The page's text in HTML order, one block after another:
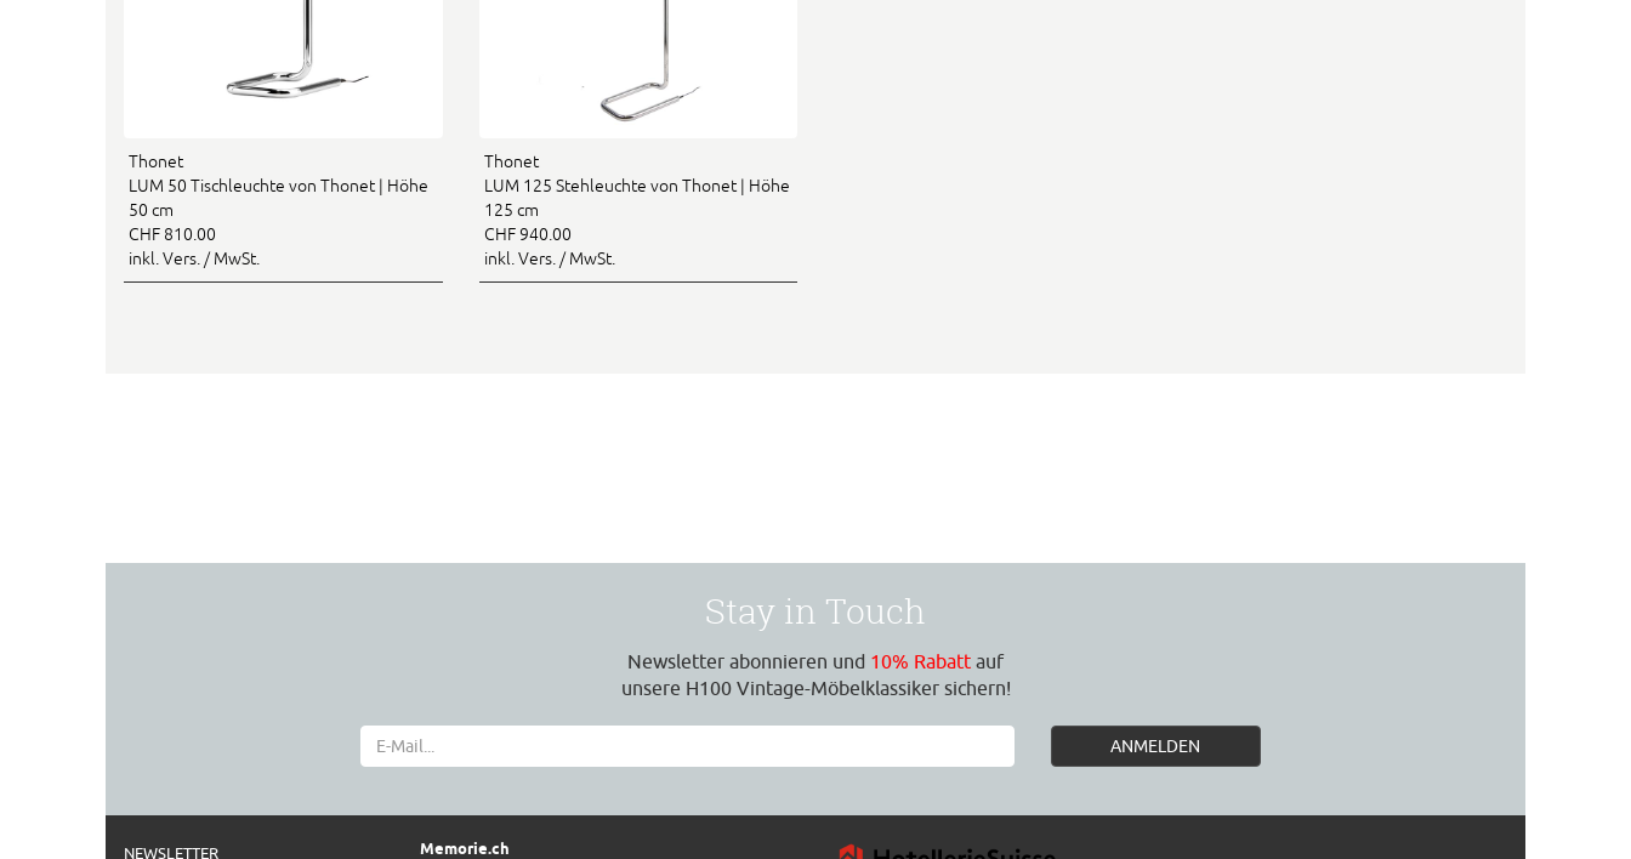
Thonet
LUM 50 Tischleuchte von Thonet | Höhe
50 cm
CHF 810.00
inkl. Vers. / MwSt.
Thonet
LUM 125 Stehleuchte von Thonet | Höhe
125 cm
CHF 940.00
inkl. Vers. / MwSt.
Stay in Touch
Newsletter abonnieren und 10% Rabatt auf
unsere H100 Vintage-Möbelklassiker sichern!
ANMELDEN
NEWSLETTER Memorie.ch